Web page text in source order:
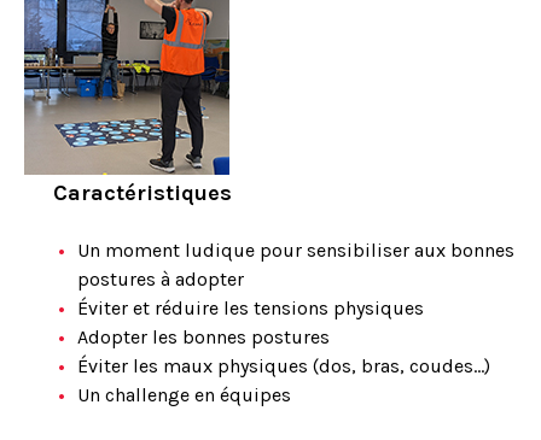
Caractéristiques
Un moment ludique pour sensibiliser aux bonnes
postures à adopter
Éviter et réduire les tensions physiques
Adopter les bonnes postures
Éviter les maux physiques (dos, bras, coudes…)
Un challenge en équipes